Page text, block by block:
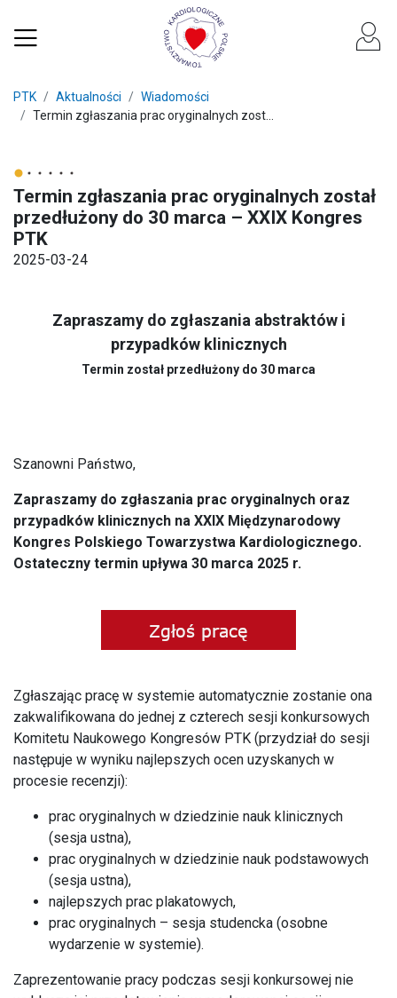
PTK Aktualności
Wiadomości
Termin zgłaszania prac oryginalnych zost...
Termin zgłaszania prac oryginalnych został
przedłużony do 30 marca – XXIX Kongres
PTK
2025-03-24
Zapraszamy do zgłaszania abstraktów i
przypadków klinicznych
Termin został przedłużony do 30 marca
Szanowni Państwo,
Zapraszamy do zgłaszania prac oryginalnych oraz
przypadków klinicznych na XXIX Międzynarodowy
Kongres Polskiego Towarzystwa Kardiologicznego.
Ostateczny termin upływa 30 marca 2025 r.
Zgłaszając pracę w systemie automatycznie zostanie ona
zakwalifikowana do jednej z czterech sesji konkursowych
Komitetu Naukowego Kongresów PTK (przydział do sesji
następuje w wyniku najlepszych ocen uzyskanych w
procesie recenzji):
prac oryginalnych w dziedzinie nauk klinicznych
(sesja ustna),
prac oryginalnych w dziedzinie nauk podstawowych
(sesja ustna),
najlepszych prac plakatowych,
prac oryginalnych – sesja studencka (osobne
wydarzenie w systemie).
Zaprezentowanie pracy podczas sesji konkursowej nie